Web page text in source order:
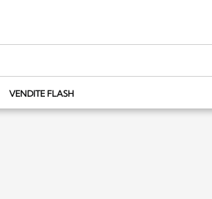
VENDITE FLASH